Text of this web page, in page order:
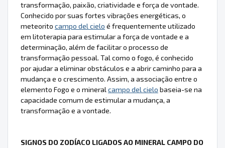
transformação, paixão, criatividade e força de vontade.
Conhecido por suas fortes vibrações energéticas, o
meteorito campo del cielo é frequentemente utilizado
em litoterapia para estimular a força de vontade e a
determinação, além de facilitar o processo de
transformação pessoal. Tal como o fogo, é conhecido
por ajudar a eliminar obstáculos e a abrir caminho para a
mudança e o crescimento. Assim, a associação entre o
elemento Fogo e o mineralcampo del cielo baseia-se na
capacidade comum de estimular a mudança, a
transformação e a vontade.
SIGNOS DO ZODÍACO LIGADOS AO MINERAL CAMPO DO